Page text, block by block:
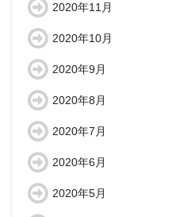
2020年11月
2020年10月
2020年9月
2020年8月
2020年7月
2020年6月
2020年5月